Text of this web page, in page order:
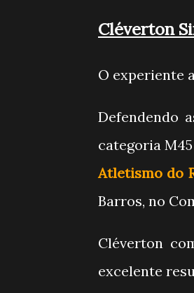
Cléverton
O experiente
Defendendo
categoria
Atletismo do
Barros, no
Cléverton
excelente